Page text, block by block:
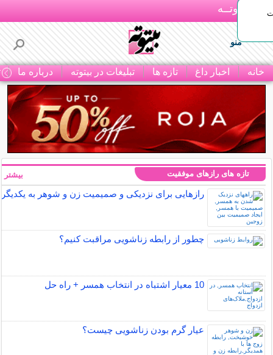
بـیتوتــه
منو
خانه اخبار داغ تازه ها تبلیغات در بیتوته درباره ما
تازه های رازهای موفقیت
رازهایی برای نزدیکی و صمیمیت زن و شوهر به یکدیگر
چطور از رابطه زناشویی مراقبت کنیم؟
10 معیار اشتباه در انتخاب همسر + راه حل
عیار گرم بودن زناشویی چیست؟
بیشتر